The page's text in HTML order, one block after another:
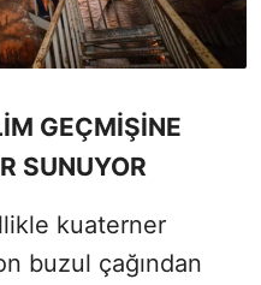
GEÇMİŞİNE
SUNUYOR
kuaterner
buzul çağından